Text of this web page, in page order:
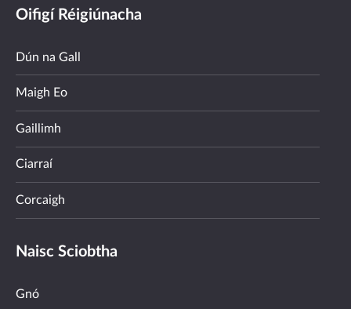
Oifigí Réigiúnacha
Dún na Gall
Maigh Eo
Gaillimh
Ciarraí
Corcaigh
Naisc Sciobtha
Gnó